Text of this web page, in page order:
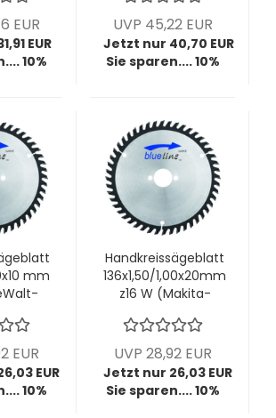
EUR
EUR
10%
UVP 45,22 EUR
Jetzt nur 40,70 EUR
Sie sparen.... 10%
mm
EUR
EUR
10%
Handkreissägeblatt
136x1,50/1,00x20mm
z16 W (Makita-
UVP 28,92 EUR
Jetzt nur 26,03 EUR
Sie sparen.... 10%